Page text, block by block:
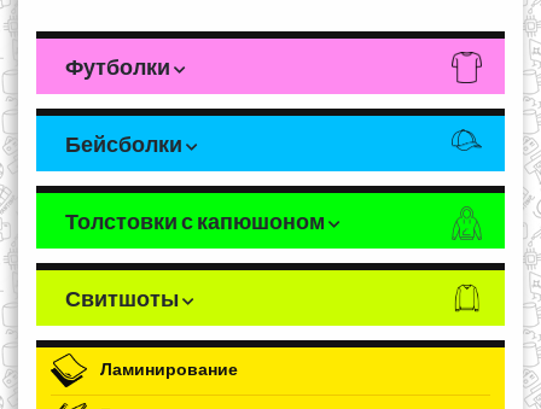
Футболки
Бейсболки
Толстовки с капюшоном
Свитшоты
Ламинирование